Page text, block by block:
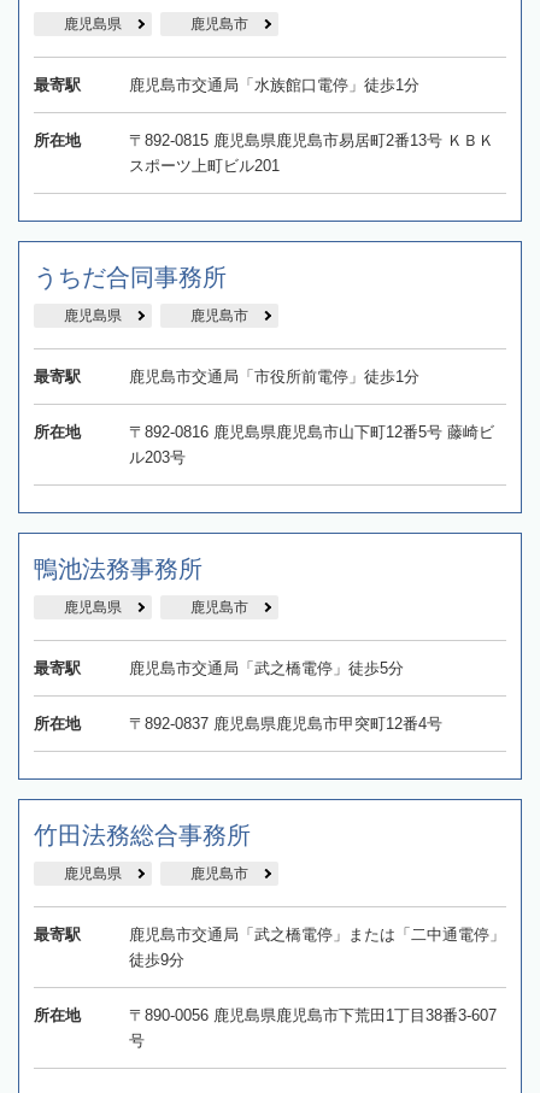
鹿児島県 鹿児島市
最寄駅 鹿児島市交通局「水族館口電停」徒歩1分
所在地
〒892-0815 鹿児島県鹿児島市易居町2番13号 ＫＢＫ
スポーツ上町ビル201
うちだ合同事務所
鹿児島県 鹿児島市
最寄駅 鹿児島市交通局「市役所前電停」徒歩1分
所在地
〒892-0816 鹿児島県鹿児島市山下町12番5号 藤崎ビ
ル203号
鴨池法務事務所
鹿児島県 鹿児島市
最寄駅 鹿児島市交通局「武之橋電停」徒歩5分
所在地 〒892-0837 鹿児島県鹿児島市甲突町12番4号
竹田法務総合事務所
鹿児島県 鹿児島市
最寄駅
鹿児島市交通局「武之橋電停」または「二中通電停」
徒歩9分
所在地
〒890-0056 鹿児島県鹿児島市下荒田1丁目38番3-607
号